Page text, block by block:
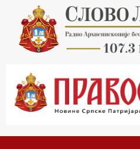
21.03 Господ над војскама
22.03 Црквена предавања и
23.00 Питања и одговори
00.03 Црквена предавања и
01.03 Живе речи - подкаст